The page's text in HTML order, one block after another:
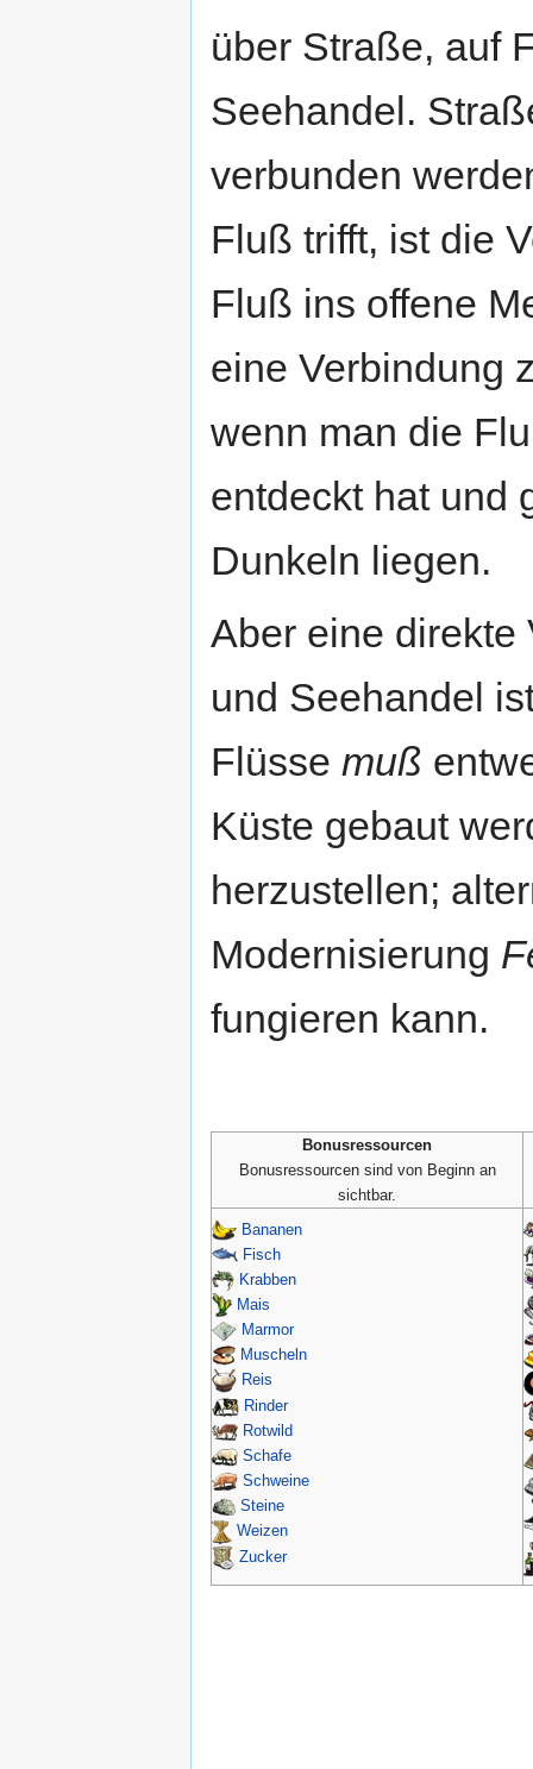
über Straße, auf
Seehandel.
verbunden
Fluß trifft, ist die
Fluß ins offene
eine Verbindung
wenn man die
entdeckt hat und
Dunkeln liegen.
Aber eine direkte
und Seehandel
Flüsse muß
Küste gebaut
herzustellen;
Modernisierung
fungieren kann.
Bonusressourcen
Bonusressourcen sind von Beginn an
sichtbar.
Bananen
Fisch
Krabben
Mais
Marmor
Muscheln
Reis
Rinder
Rotwild
Schafe
Schweine
Steine
Weizen
Zucker